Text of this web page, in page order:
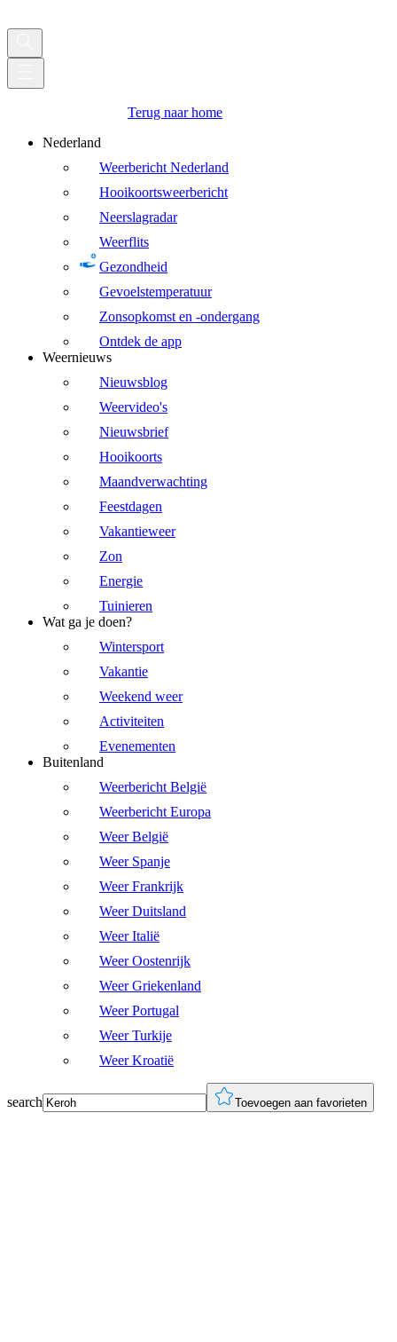
Terug naar home
Nederland
Weerbericht Nederland
Hooikoortsweerbericht
Neerslagradar
Weerflits
Gezondheid
Gevoelstemperatuur
Zonsopkomst en -ondergang
Ontdek de app
Weernieuws
Nieuwsblog
Weervideo's
Nieuwsbrief
Hooikoorts
Maandverwachting
Feestdagen
Vakantieweer
Zon
Energie
Tuinieren
Wat ga je doen?
Wintersport
Vakantie
Weekend weer
Activiteiten
Evenementen
Buitenland
Weerbericht België
Weerbericht Europa
Weer België
Weer Spanje
Weer Frankrijk
Weer Duitsland
Weer Italië
Weer Oostenrijk
Weer Griekenland
Weer Portugal
Weer Turkije
Weer Kroatië
search Toevoegen aan favorieten